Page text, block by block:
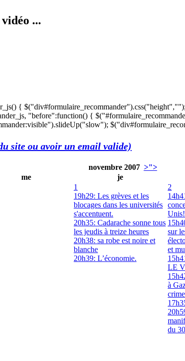
...
{
"before":function() {
site ou avoir un email valide)
novembre 2007 >">
me je
1
19h29: Les grèves et les
blocages dans les universités
s'accentuent.
20h35: Cadarache sonne tous
les jeudis à treize heures
20h38: sa robe est noire et
blanche
20h39: L’économie.
2
sur
et
LE
à
du